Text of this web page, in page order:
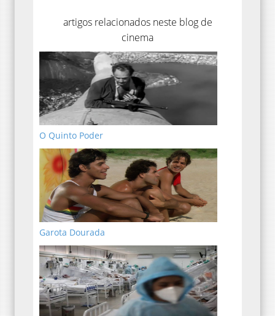
artigos relacionados neste blog de
cinema
O Quinto Poder
Garota Dourada